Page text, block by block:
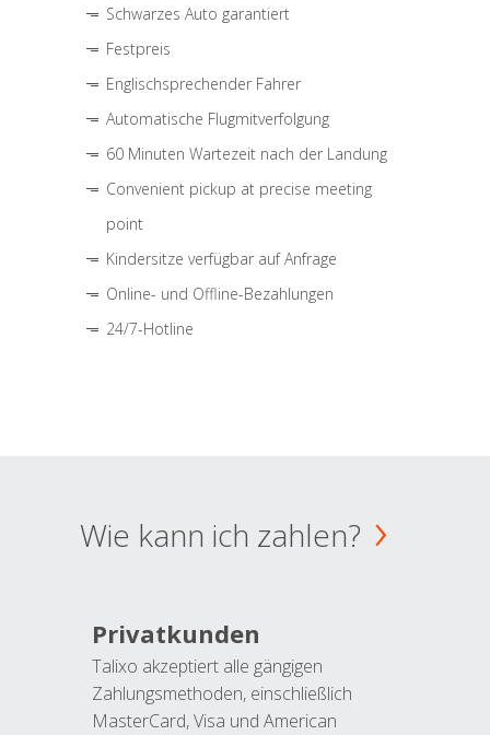
Schwarzes Auto garantiert
Festpreis
Englischsprechender Fahrer
Automatische Flugmitverfolgung
60 Minuten Wartezeit nach der Landung
Convenient pickup at precise meeting
point
Kindersitze verfügbar auf Anfrage
Online- und Offline-Bezahlungen
24/7-Hotline
Wie kann ich zahlen?
Privatkunden
Talixo akzeptiert alle gängigen
Zahlungsmethoden, einschließlich
MasterCard, Visa und American